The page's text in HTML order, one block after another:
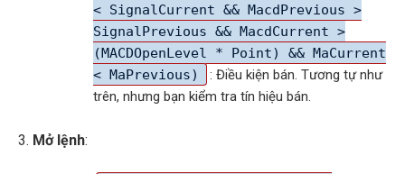
< SignalCurrent && MacdPrevious >
SignalPrevious && MacdCurrent >
(MACDOpenLevel * Point) && MaCurrent
< MaPrevious)
: Điều kiện bán. Tương tự như
trên, nhưng bạn kiểm tra tín hiệu bán.
Mở lệnh: